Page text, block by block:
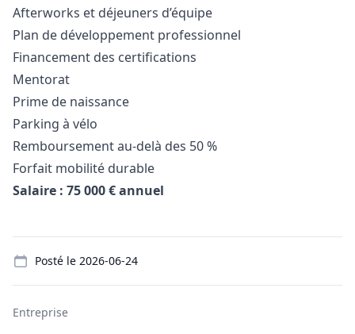
Afterworks et déjeuners d’équipe
Plan de développement professionnel
Financement des certifications
Mentorat
Prime de naissance
Parking à vélo
Remboursement au-delà des 50 %
Forfait mobilité durable
Salaire : 75 000 € annuel
Posté le 2026-06-24
Entreprise